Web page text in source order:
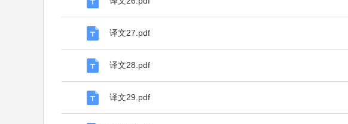
译文27.pdf
译文28.pdf
译文29.pdf